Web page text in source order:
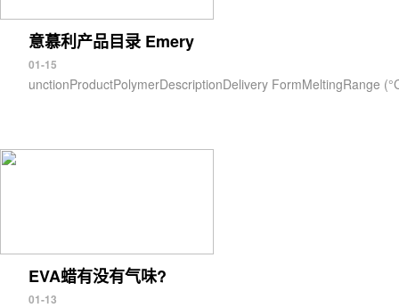
意慕利产品目录 Emery
01-15
unctionProductPolymerDescriptionDelivery FormMeltingRange
EVA蜡有没有气味?
01-13